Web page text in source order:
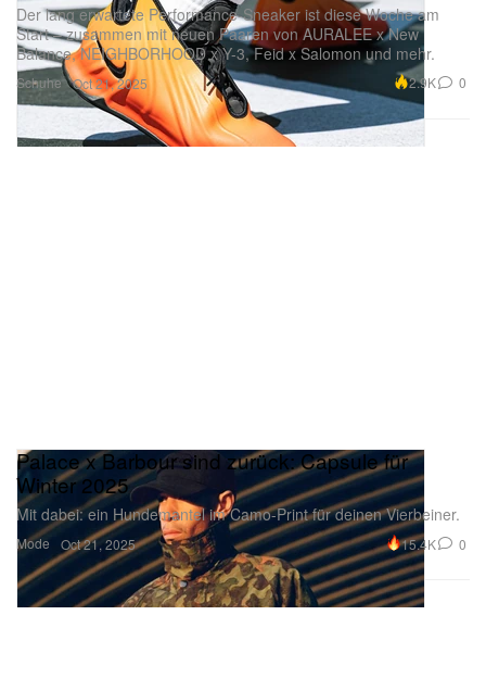
Schuhe
Der lang erwartete Performance-Sneaker ist diese Woche am
Start – zusammen mit neuen Paaren von AURALEE x New
Balance, NEIGHBORHOOD x Y-3, Feid x Salomon und mehr.
Oct 21, 2025 2.9K 0
Mode
Palace x Barbour sind zurück: Capsule für
Winter 2025
Mit dabei: ein Hundemantel im Camo-Print für deinen Vierbeiner.
Oct 21, 2025 15.4K 0